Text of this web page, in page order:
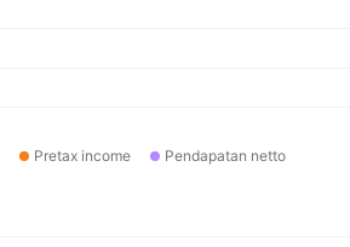
Pretax income Pendapatan netto